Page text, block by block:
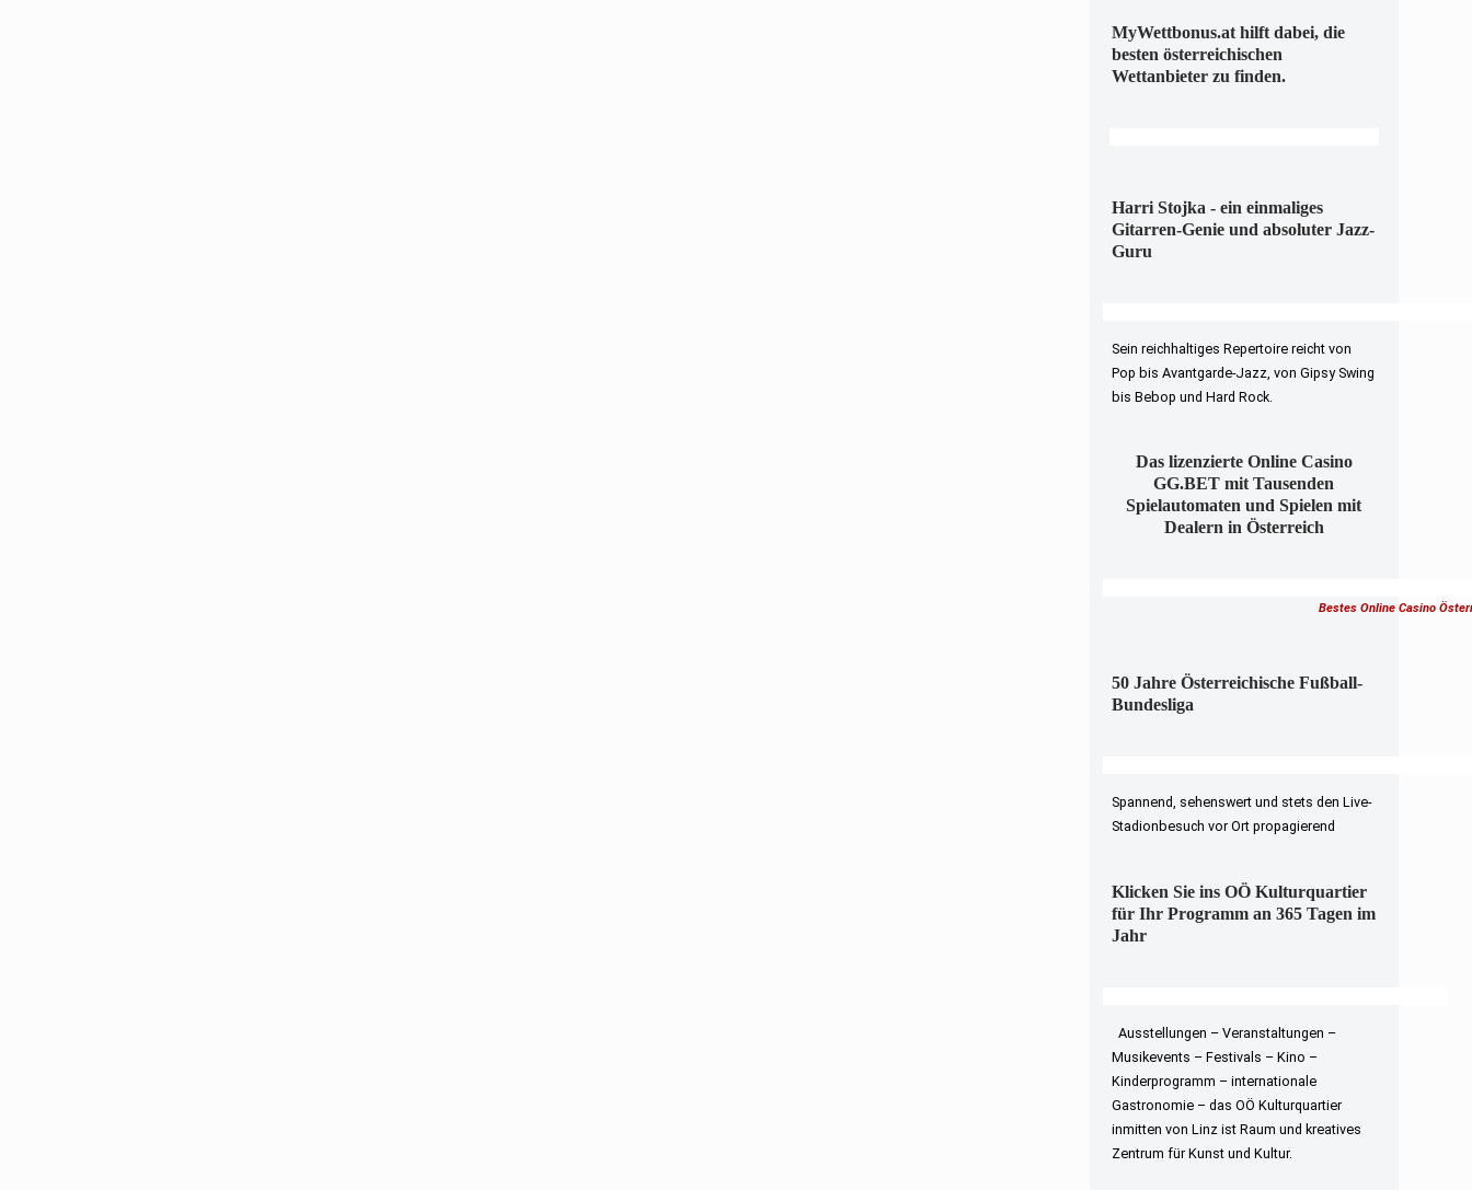
MyWettbonus.at hilft dabei, die
besten österreichischen
Wettanbieter zu finden.
Harri Stojka - ein einmaliges
Gitarren-Genie und absoluter Jazz-
Guru
Sein reichhaltiges Repertoire reicht von
Pop bis Avantgarde-Jazz, von Gipsy Swing
bis Bebop und Hard Rock.
Das lizenzierte Online Casino
GG.BET mit Tausenden
Spielautomaten und Spielen mit
Dealern in Österreich
Bestes Online Casino
50 Jahre Österreichische Fußball-
Bundesliga
Spannend, sehenswert und stets den Live-
Stadionbesuch vor Ort propagierend
Klicken Sie ins OÖ Kulturquartier
für Ihr Programm an 365 Tagen im
Jahr
Ausstellungen – Veranstaltungen –
Musikevents – Festivals – Kino –
Kinderprogramm – internationale
Gastronomie – das OÖ Kulturquartier
inmitten von Linz ist Raum und kreatives
Zentrum für Kunst und Kultur.